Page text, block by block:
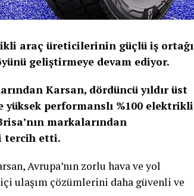
araç üreticilerinin güçlü iş ortağı
geliştirmeye devam ediyor.
Karsan, dördüncü yıldır üst
yüksek performanslı %100 elektrikli
markalarından
tercih etti.
Avrupa’nın zorlu hava ve yol
ulaşım çözümlerini daha güvenli ve